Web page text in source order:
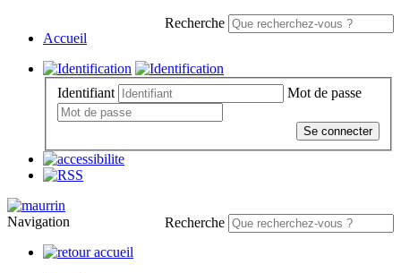
Recherche
Accueil
Identifiant Mot de passe
Se connecter
Recherche
Navigation